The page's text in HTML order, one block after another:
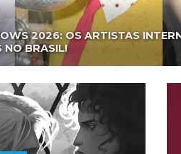
2026: OS ARTISTAS
NO BRASIL!